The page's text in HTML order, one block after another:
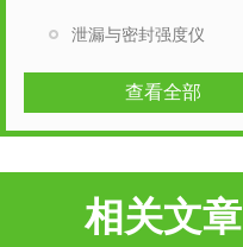
泄漏与密封强度仪
查看全部
相关文章